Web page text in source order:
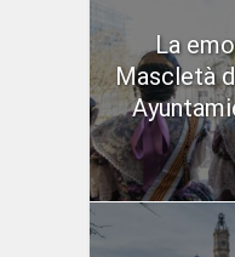
La
Mascletà